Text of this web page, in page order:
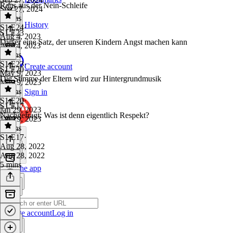
History
Create account
Sign in
Get the app
Create accountLog in
Sep 27, 2024
3 mins
Raus aus der Nein-Schleife
S1 E24·
Aug 4, 2023
Aug 4, 2023
4 mins
S1 E23
Dieser eine Satz, der unseren Kindern Angst machen kann
S1 E23·
May 9, 2023
May 9, 2023
4 mins
S1 E20
Die Stimme der Eltern wird zur Hintergrundmusik
S1 E20·
Jan 29, 2023
Jan 29, 2023
4 mins
S1 E17
Nachgefragt: Was ist denn eigentlich Respekt?
S1 E17·
Aug 28, 2022
Aug 28, 2022
5 mins